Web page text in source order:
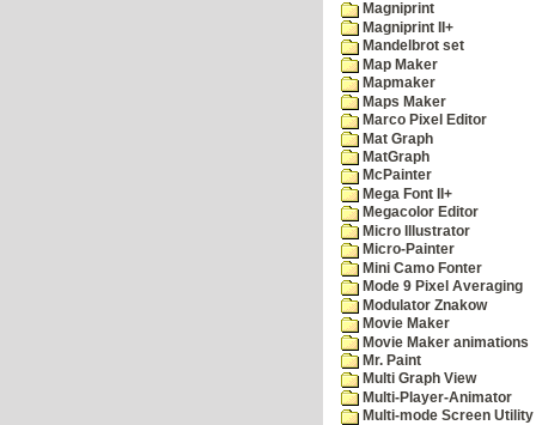
Magniprint
Magniprint II+
Mandelbrot set
Map Maker
Mapmaker
Maps Maker
Marco Pixel Editor
Mat Graph
MatGraph
McPainter
Mega Font II+
Megacolor Editor
Micro Illustrator
Micro-Painter
Mini Camo Fonter
Mode 9 Pixel Averaging
Modulator Znakow
Movie Maker
Movie Maker animations
Mr. Paint
Multi Graph View
Multi-Player-Animator
Multi-mode Screen Utility